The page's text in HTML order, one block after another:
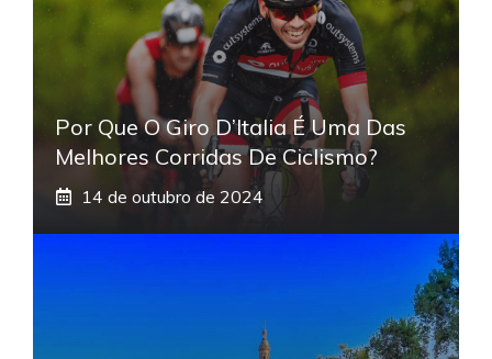
Por Que O Giro D’Italia É Uma Das
Melhores Corridas De Ciclismo?
14 de outubro de 2024